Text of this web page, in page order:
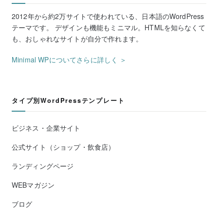
2012年から約2万サイトで使われている、日本語のWordPress
テーマです。 デザインも機能もミニマル。HTMLを知らなくて
も、おしゃれなサイトが自分で作れます。
Minimal WPについてさらに詳しく ＞
タイプ別WordPressテンプレート
ビジネス・企業サイト
公式サイト（ショップ・飲食店）
ランディングページ
WEBマガジン
ブログ